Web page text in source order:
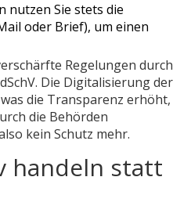
nutzen Sie stets die
oder Brief), um einen
Regelungen durch
Die Digitalisierung der
die Transparenz erhöht,
die Behörden
kein Schutz mehr.
handeln statt